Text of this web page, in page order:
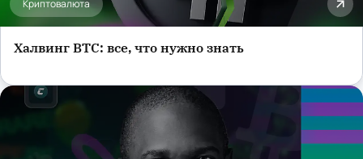
Криптовалюта
Халвинг BTC: все, что нужно знать